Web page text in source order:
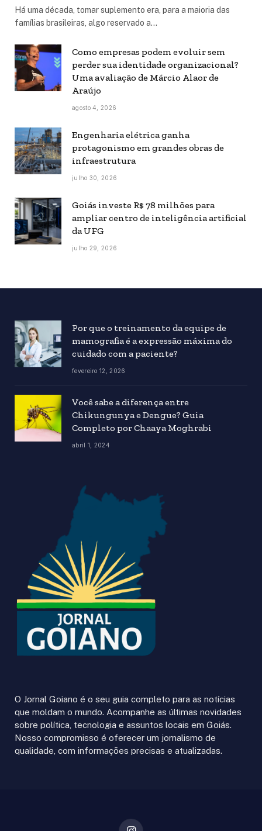
Há uma década, tomar suplemento era, para a maioria das
famílias brasileiras, algo reservado a…
Como empresas podem evoluir sem
perder sua identidade organizacional?
Uma avaliação de Márcio Alaor de
Araújo
agosto 4, 2026
Engenharia elétrica ganha
protagonismo em grandes obras de
infraestrutura
julho 30, 2026
Goiás investe R$ 78 milhões para
ampliar centro de inteligência artificial
da UFG
julho 29, 2026
Por que o treinamento da equipe de
mamografia é a expressão máxima do
cuidado com a paciente?
fevereiro 12, 2026
Você sabe a diferença entre
Chikungunya e Dengue? Guia
Completo por Chaaya Moghrabi
abril 1, 2024
O Jornal Goiano é o seu guia completo para as notícias
que moldam o mundo. Acompanhe as últimas novidades
sobre política, tecnologia e assuntos locais em Goiás.
Nosso compromisso é oferecer um jornalismo de
qualidade, com informações precisas e atualizadas.